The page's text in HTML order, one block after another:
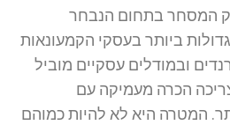
המסחר בתחום הנבחר
ביותר בעסקי הקמעונאות
ובמודלים עסקיים מוביל
הכרה מעמיקה עם
המטרה היא לא להיות כמוהם